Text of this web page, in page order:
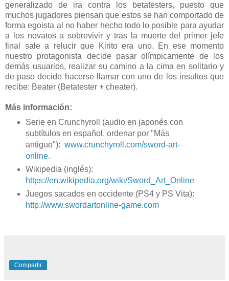
generalizado de ira contra los betatesters, puesto que
muchos jugadores piensan que estos se han comportado de
forma egoista al no haber hecho todo lo posible para ayudar
a los novatos a sobrevivir y tras la muerte del primer jefe
final sale a relucir que Kirito era uno. En ese momento
nuestro protagonista decide pasar olímpicamente de los
demás usuarios, realizar su camino a la cima en solitario y
de paso decide hacerse llamar con uno de los insultos que
recibe: Beater (Betatester + cheater).
Más información:
Serie en Crunchyroll (audio en japonés con
subtítulos en español, ordenar por "Más
antiguo"): www.crunchyroll.com/sword-art-
online.
Wikipedia (inglés):
https://en.wikipedia.org/wiki/Sword_Art_Online
Juegos sacados en occidente (PS4 y PS Vita):
http://www.swordartonline-game.com
Compartir